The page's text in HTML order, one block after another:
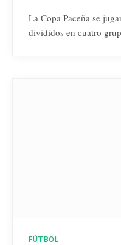
La Copa Paceña se
divididos en cuatro
FÚTBOL